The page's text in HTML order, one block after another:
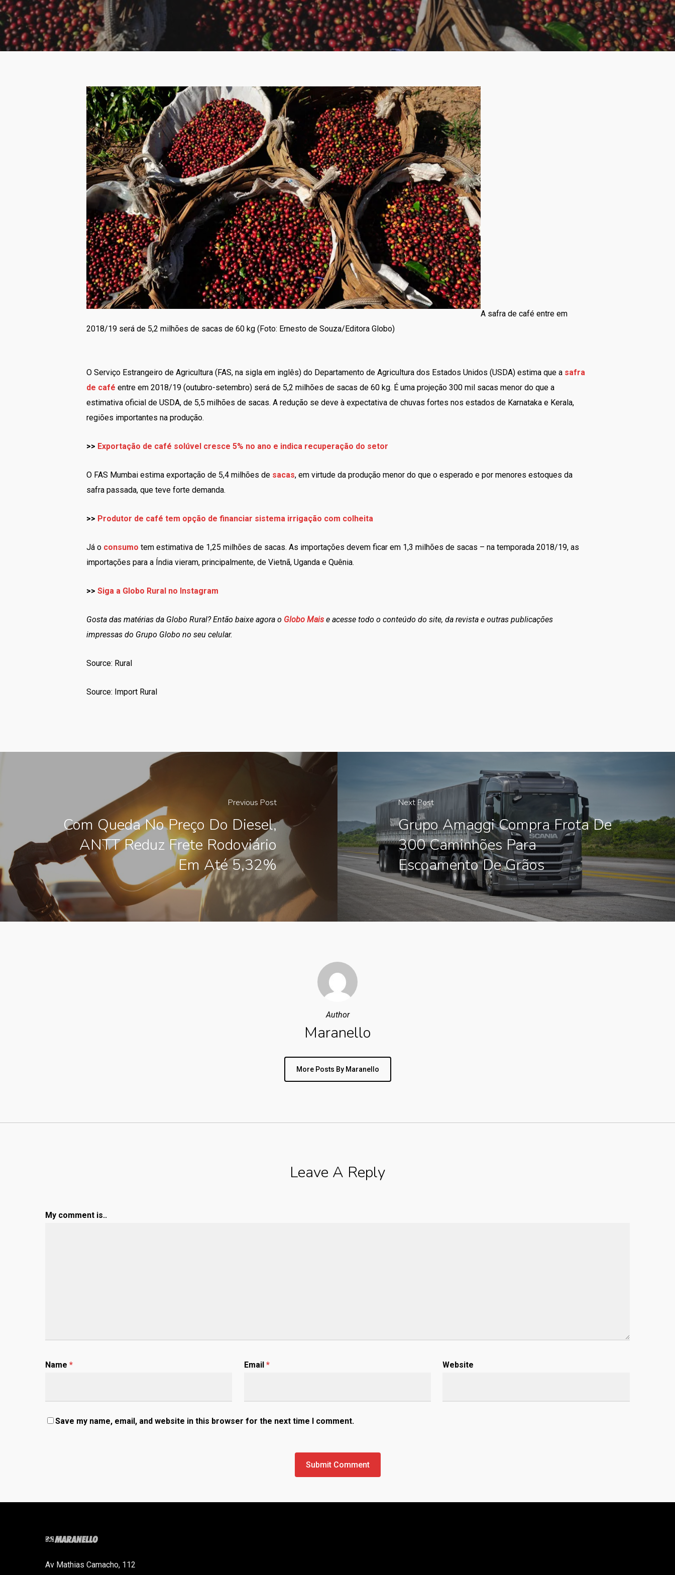
A safra de café entre em
2018/19 será de 5,2 milhões de sacas de 60 kg (Foto: Ernesto de Souza/Editora Globo)
O Serviço Estrangeiro de Agricultura (FAS, na sigla em inglês) do Departamento de Agricultura dos Estados Unidos (USDA) estima que a safra
de café entre em 2018/19 (outubro-setembro) será de 5,2 milhões de sacas de 60 kg. É uma projeção 300 mil sacas menor do que a
estimativa oficial de USDA, de 5,5 milhões de sacas. A redução se deve à expectativa de chuvas fortes nos estados de Karnataka e Kerala,
regiões importantes na produção.
>> Exportação de café solúvel cresce 5% no ano e indica recuperação do setor
O FAS Mumbai estima exportação de 5,4 milhões de sacas, em virtude da produção menor do que o esperado e por menores estoques da
safra passada, que teve forte demanda.
>> Produtor de café tem opção de financiar sistema irrigação com colheita
Já o consumo tem estimativa de 1,25 milhões de sacas. As importações devem ficar em 1,3 milhões de sacas – na temporada 2018/19, as
importações para a Índia vieram, principalmente, de Vietnã, Uganda e Quênia.
>> Siga a Globo Rural no Instagram
Gosta das matérias da Globo Rural? Então baixe agora o Globo Mais e acesse todo o conteúdo do site, da revista e outras publicações
impressas do Grupo Globo no seu celular.
Source: Rural
Source: Import Rural
Previous Post
Com Queda No Preço Do Diesel,
ANTT Reduz Frete Rodoviário
Em Até 5,32%
Next Post
Grupo Amaggi Compra Frota De
300 Caminhões Para
Escoamento De Grãos
Author
Maranello
More Posts By Maranello
Leave A Reply
My comment is..
Name * Email * Website
Save my name, email, and website in this browser for the next time I comment.
Av Mathias Camacho, 112